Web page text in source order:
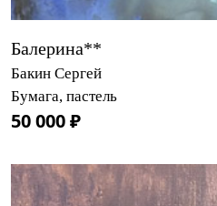
Балерина**
Бакин Сергей
Бумага, пастель
50 000 ₽